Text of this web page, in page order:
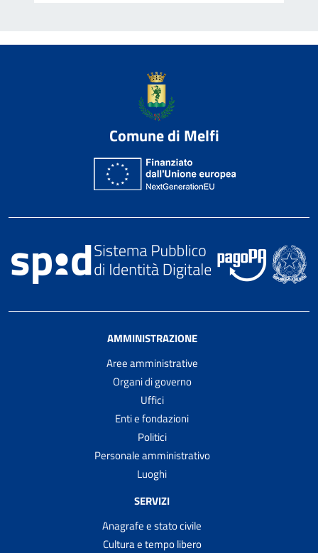
Comune di Melfi
AMMINISTRAZIONE
Aree amministrative
Organi di governo
Uffici
Enti e fondazioni
Politici
Personale amministrativo
Luoghi
SERVIZI
Anagrafe e stato civile
Cultura e tempo libero